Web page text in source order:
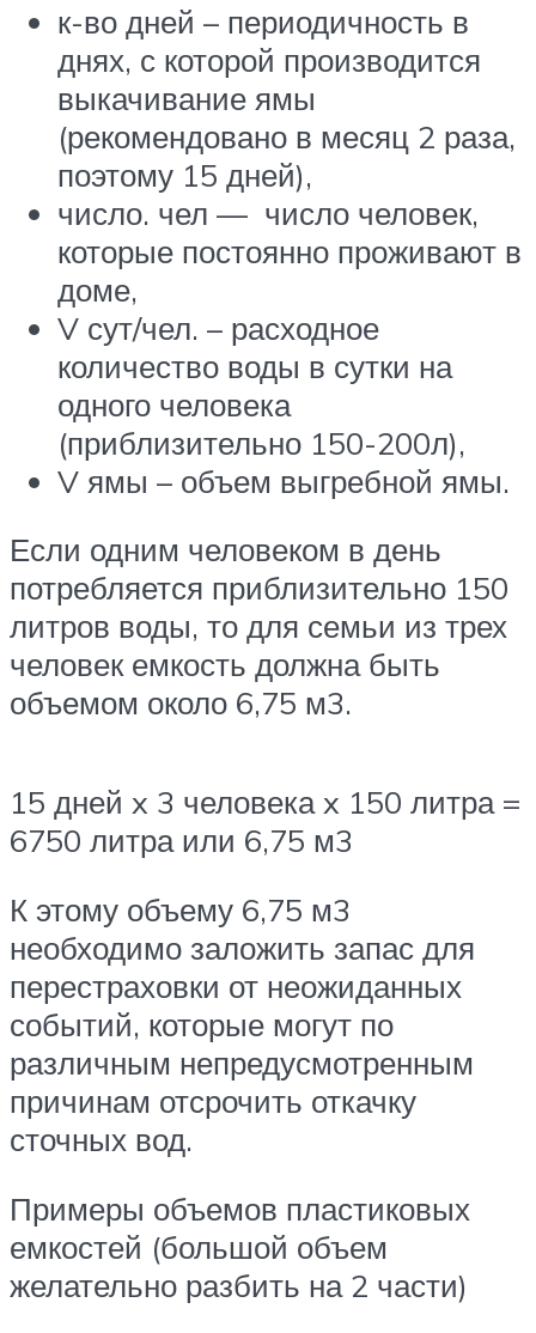
к-во дней – периодичность в
днях, с которой производится
выкачивание ямы
(рекомендовано в месяц 2 раза,
поэтому 15 дней),
число. чел — число человек,
которые постоянно проживают в
доме,
V сут/чел. – расходное
количество воды в сутки на
одного человека
(приблизительно 150-200л),
V ямы – объем выгребной ямы.
Если одним человеком в день
потребляется приблизительно 150
литров воды, то для семьи из трех
человек емкость должна быть
объемом около 6,75 м3.
15 дней x 3 человека x 150 литра =
6750 литра или 6,75 м3
К этому объему 6,75 м3
необходимо заложить запас для
перестраховки от неожиданных
событий, которые могут по
различным непредусмотренным
причинам отсрочить откачку
сточных вод.
Примеры объемов пластиковых
емкостей (большой объем
желательно разбить на 2 части)